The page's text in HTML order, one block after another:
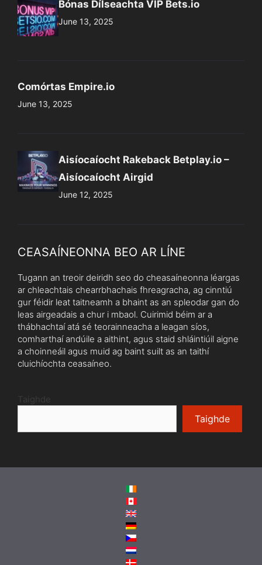
Bónas Dílseachta VIP Bets.io
June 13, 2025
Comórtas Empire.io
June 13, 2025
Aisíocaíocht Rakeback Betplay.io –
Aisíocaíocht Airgid
June 12, 2025
CEASAÍNEONNA BEO AR LÍNE
Tugann an treoir deiridh seo do cheasaíneonna léargas
ar chleachtais chearrbhachais fhreagracha, ag cinntiú
gur féidir leat taitneamh a bhaint as an spleodar gan do
leas airgeadais a chur i mbaol. Cuirimid béim ar a
thábhachtaí atá sé teorainneacha a leagan síos,
comharthaí andúile a aithint, agus staid shláintiúil aigne
a choinneáil agus muid ag baint suilt as an taithí
cluichíochta ceasaíneo.
Taighde
Taighde